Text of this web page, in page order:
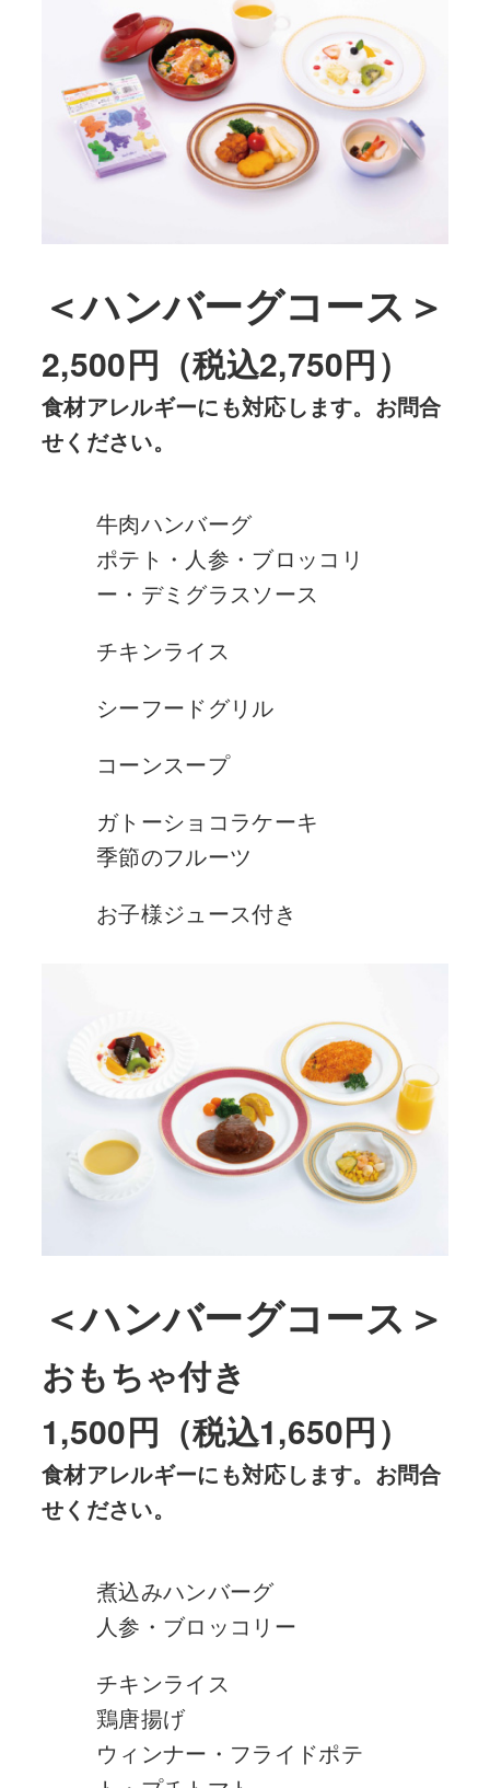
＜ハンバーグコース＞
2,500円（税込2,750円）
食材アレルギーにも対応します。お問合
せください。
牛肉ハンバーグ
ポテト・人参・ブロッコリ
ー・デミグラスソース
チキンライス
シーフードグリル
コーンスープ
ガトーショコラケーキ
季節のフルーツ
お子様ジュース付き
＜ハンバーグコース＞
おもちゃ付き
1,500円（税込1,650円）
食材アレルギーにも対応します。お問合
せください。
煮込みハンバーグ
人参・ブロッコリー
チキンライス
鶏唐揚げ
ウィンナー・フライドポテ